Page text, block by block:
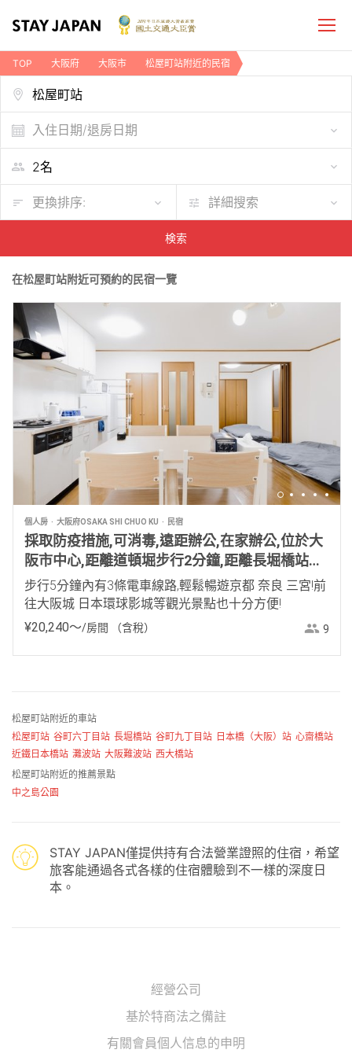
TOP 大阪府 大阪市 松屋町站附近的民宿
入住日期/退房日期
更換排序: 詳細搜索
検索
在松屋町站附近可預約的民宿一覽
個人房 大阪府OSAKA SHI CHUO KU 民宿
採取防疫措施,可消毒,遠距辦公,在家辦公,位於大
阪市中心,距離道頓堀步行2分鐘,距離長堀橋站步
行4分鐘
步行5分鐘內有3條電車線路,輕鬆暢遊京都 奈良 三宮!前
往大阪城 日本環球影城等觀光景點也十分方便!
¥20,240〜/房間 （含稅） 9
松屋町站附近的車站
松屋町站 谷町六丁目站 長堀橋站 谷町九丁目站 日本橋（大阪）站 心齋橋站
近鐵日本橋站 灘波站 大阪難波站 西大橋站
松屋町站附近的推薦景點
中之島公園
STAY JAPAN僅提供持有合法營業證照的住宿，希望
旅客能通過各式各樣的住宿體驗到不一樣的深度日
本。
經營公司
基於特商法之備註
有關會員個人信息的申明